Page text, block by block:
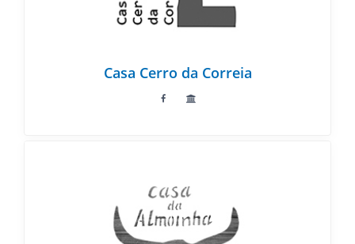
Casa Cerro da Correia